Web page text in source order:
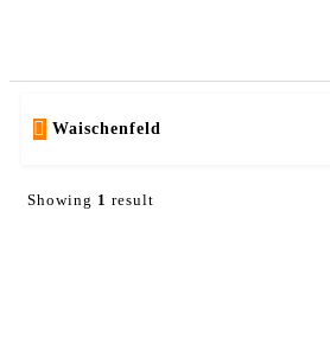
Waischenfeld
Showing 1 result